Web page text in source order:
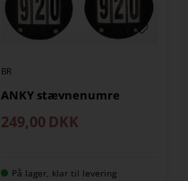
BR
ANKY stævnenumre
249,00 DKK
På lager, klar til levering